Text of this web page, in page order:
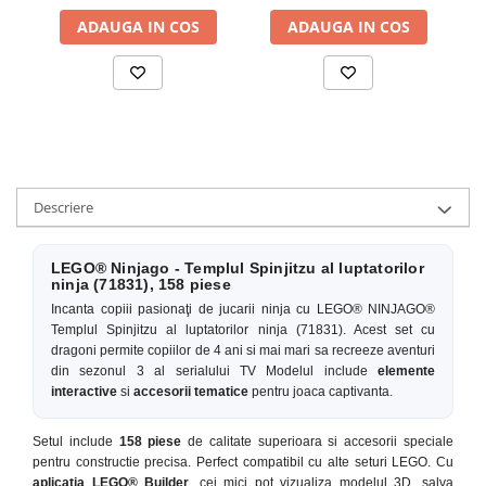
ADAUGA IN COS ADAUGA IN COS
Descriere
LEGO® Ninjago - Templul Spinjitzu al luptatorilor
ninja (71831), 158 piese
Incanta copiii pasionaţi de jucarii ninja cu LEGO® NINJAGO®
Templul Spinjitzu al luptatorilor ninja (71831). Acest set cu
dragoni permite copiilor de 4 ani si mai mari sa recreeze aventuri
din sezonul 3 al serialului TV Modelul include elemente
interactive si accesorii tematice pentru joaca captivanta.
Setul include 158 piese de calitate superioara si accesorii speciale
pentru constructie precisa. Perfect compatibil cu alte seturi LEGO. Cu
aplicatia LEGO® Builder , cei mici pot vizualiza modelul 3D, salva